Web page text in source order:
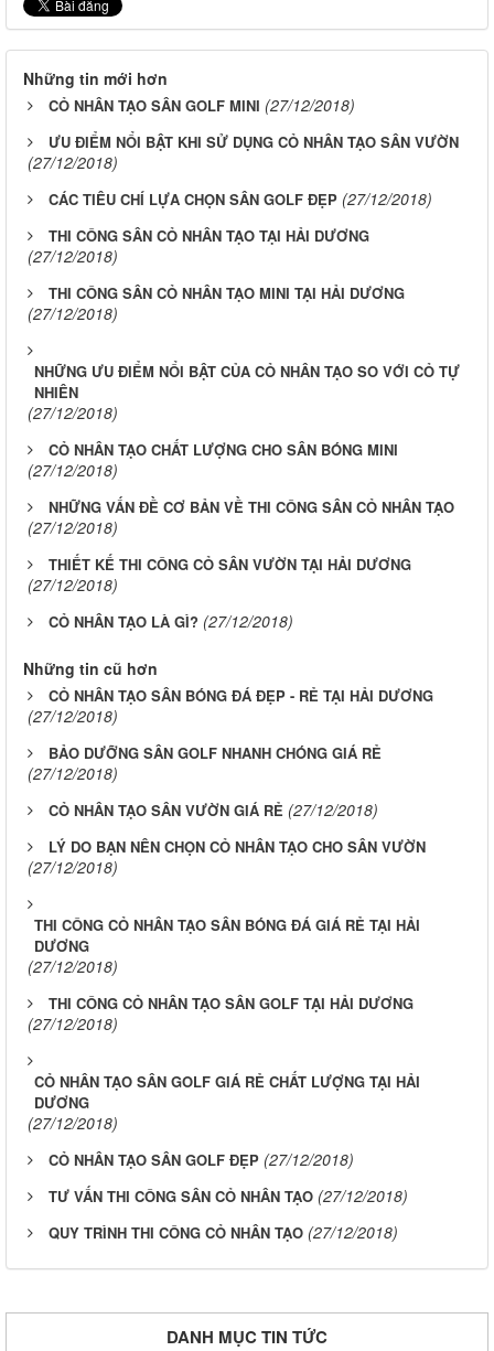
Những tin mới hơn
CỎ NHÂN TẠO SÂN GOLF MINI (27/12/2018)
ƯU ĐIỂM NỔI BẬT KHI SỬ DỤNG CỎ NHÂN TẠO SÂN VƯỜN
(27/12/2018)
CÁC TIÊU CHÍ LỰA CHỌN SÂN GOLF ĐẸP (27/12/2018)
THI CÔNG SÂN CỎ NHÂN TẠO TẠI HẢI DƯƠNG
(27/12/2018)
THI CÔNG SÂN CỎ NHÂN TẠO MINI TẠI HẢI DƯƠNG
(27/12/2018)
NHỮNG ƯU ĐIỂM NỔI BẬT CỦA CỎ NHÂN TẠO SO VỚI CỎ TỰ
NHIÊN
(27/12/2018)
CỎ NHÂN TẠO CHẤT LƯỢNG CHO SÂN BÓNG MINI
(27/12/2018)
NHỮNG VẤN ĐỀ CƠ BẢN VỀ THI CÔNG SÂN CỎ NHÂN TẠO
(27/12/2018)
THIẾT KẾ THI CÔNG CỎ SÂN VƯỜN TẠI HẢI DƯƠNG
(27/12/2018)
CỎ NHÂN TẠO LÀ GÌ? (27/12/2018)
Những tin cũ hơn
CỎ NHÂN TẠO SÂN BÓNG ĐÁ ĐẸP - RẺ TẠI HẢI DƯƠNG
(27/12/2018)
BẢO DƯỠNG SÂN GOLF NHANH CHÓNG GIÁ RẺ
(27/12/2018)
CỎ NHÂN TẠO SÂN VƯỜN GIÁ RẺ (27/12/2018)
LÝ DO BẠN NÊN CHỌN CỎ NHÂN TẠO CHO SÂN VƯỜN
(27/12/2018)
THI CÔNG CỎ NHÂN TẠO SÂN BÓNG ĐÁ GIÁ RẺ TẠI HẢI
DƯƠNG
(27/12/2018)
THI CÔNG CỎ NHÂN TẠO SÂN GOLF TẠI HẢI DƯƠNG
(27/12/2018)
CỎ NHÂN TẠO SÂN GOLF GIÁ RẺ CHẤT LƯỢNG TẠI HẢI
DƯƠNG
(27/12/2018)
CỎ NHÂN TẠO SÂN GOLF ĐẸP (27/12/2018)
TƯ VẤN THI CÔNG SÂN CỎ NHÂN TẠO (27/12/2018)
QUY TRÌNH THI CÔNG CỎ NHÂN TẠO (27/12/2018)
DANH MỤC TIN TỨC